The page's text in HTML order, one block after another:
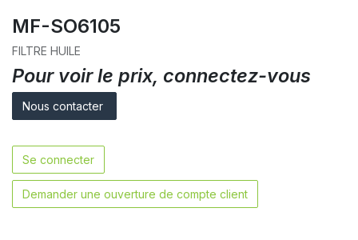
MF-SO6105
FILTRE HUILE
Pour voir le prix, connectez-vous
Nous contacter
Se connecter
Demander une ouverture de compte client